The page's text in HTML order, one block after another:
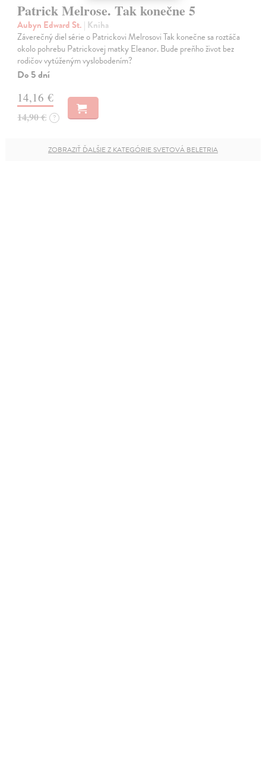
Patrick Melrose. Tak konečne 5
Aubyn Edward St. | Kniha
Záverečný diel série o Patrickovi Melrosovi Tak konečne sa roztáča
okolo pohrebu Patrickovej matky Eleanor. Bude preňho život bez
rodičov vytúženým vyslobodením?
Do 5 dní
14,16 €
14,90 € ?
ZOBRAZIŤ ĎALŠIE Z KATEGÓRIE SVETOVÁ BELETRIA